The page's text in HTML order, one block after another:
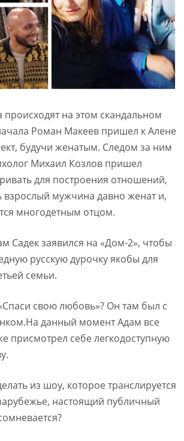
происходят на этом скандальном
Роман Макеев пришел к Алене
будучи женатым. Следом за ним
Михаил Козлов пришел
для построения отношений,
взрослый мужчина давно женат и,
многодетным отцом.
Садек заявился на «Дом-2», чтобы
русскую дурочку якобы для
семьи.
свою любовь»? Он там был с
данный момент Адам все
присмотрел себе легкодоступную
из шоу, которое транслируется
настоящий публичный